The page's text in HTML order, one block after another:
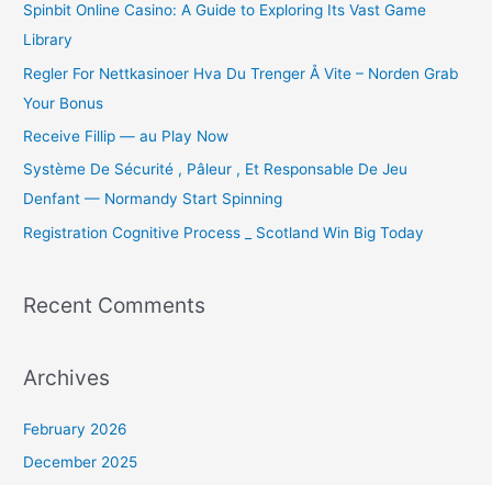
h
f
o
r
:
Spinbit Online Casino: A Guide to Exploring Its Vast Game
Library
Regler For Nettkasinoer Hva Du Trenger Å Vite – Norden Grab
Your Bonus
Receive Fillip — au Play Now
Système De Sécurité , Pâleur , Et Responsable De Jeu
Denfant — Normandy Start Spinning
Registration Cognitive Process _ Scotland Win Big Today
Recent Comments
Archives
February 2026
December 2025